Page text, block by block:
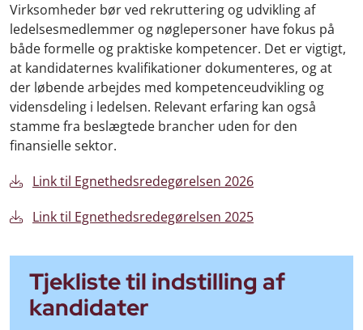
Virksomheder bør ved rekruttering og udvikling af
ledelsesmedlemmer og nøglepersoner have fokus på
både formelle og praktiske kompetencer. Det er vigtigt,
at kandidaternes kvalifikationer dokumenteres, og at
der løbende arbejdes med kompetenceudvikling og
vidensdeling i ledelsen. Relevant erfaring kan også
stamme fra beslægtede brancher uden for den
finansielle sektor.
Link til Egnethedsredegørelsen 2026
Link til Egnethedsredegørelsen 2025
Tjekliste til indstilling af
kandidater